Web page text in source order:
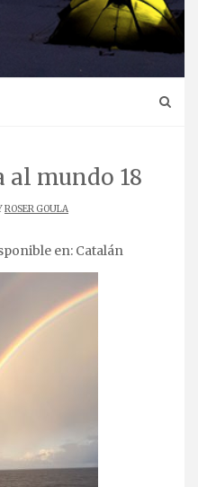
al mundo 18
ROSER GOULA
en: Catalán